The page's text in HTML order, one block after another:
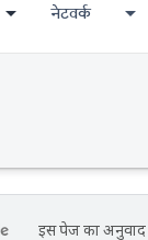
नेटवर्क
इस पेज का अनुवाद